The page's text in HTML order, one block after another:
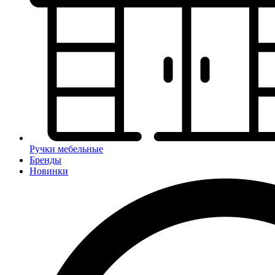
Ручки мебельные
Бренды
Новинки